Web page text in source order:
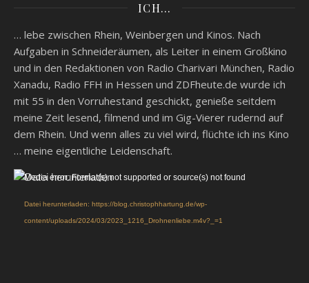
ICH…
… lebe zwischen Rhein, Weinbergen und Kinos. Nach
Aufgaben in Schneideräumen, als Leiter in einem Großkino
und in den Redaktionen von Radio Charivari München, Radio
Xanadu, Radio FFH in Hessen und ZDFheute.de wurde ich
mit 55 in den Vorruhestand geschickt, genieße seitdem
meine Zeit lesend, filmend und im Gig-Vierer rudernd auf
dem Rhein. Und wenn alles zu viel wird, flüchte ich ins Kino
… meine eigentliche Leidenschaft.
Video-
Media error: Format(s) not supported or source(s) not found
Datei herunterladen: https://blog.christophhartung.de/wp-
content/uploads/2024/03/2023_1216_Drohnenliebe.m4v?_=1